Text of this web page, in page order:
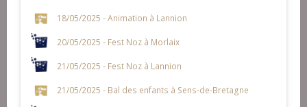
18/05/2025 - Animation à Lannion
20/05/2025 - Fest Noz à Morlaix
21/05/2025 - Fest Noz à Lannion
21/05/2025 - Bal des enfants à Sens-de-Bretagne